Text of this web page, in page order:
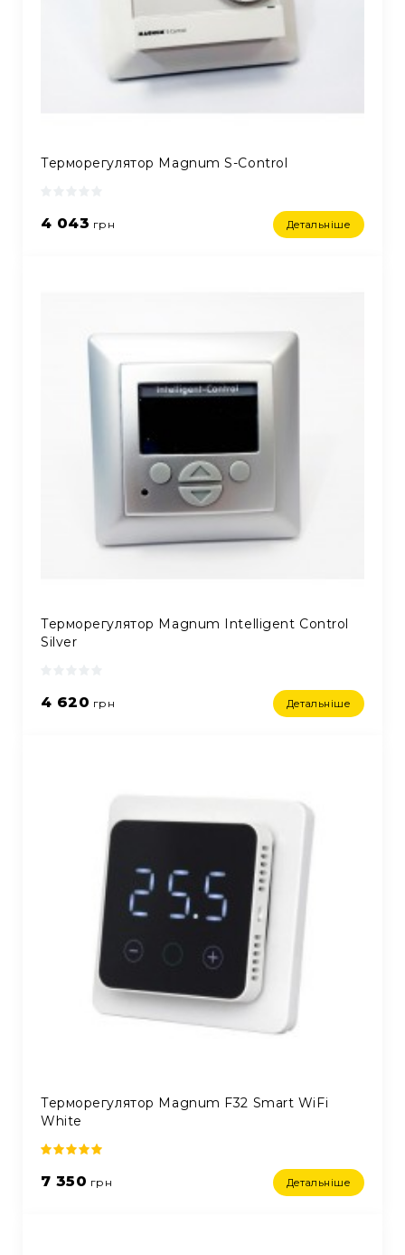
Терморегулятор Magnum S-Control
4 043 грн Детальніше
Терморегулятор Magnum Intelligent Control
Silver
4 620 грн Детальніше
Терморегулятор Magnum F32 Smart WiFi
White
7 350 грн Детальніше